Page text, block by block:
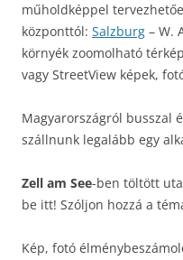
műholdképpel
központtól: Salzburg – W.
környék zoomolható
vagy StreetView képek,
Magyarországról busszal
szállnunk legalább egy
Zell am See-ben töltött
be itt! Szóljon hozzá a
Kép, fotó